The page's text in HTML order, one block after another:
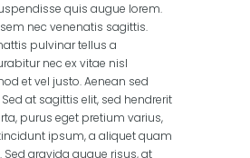
quis augue lorem.
nec venenatis sagittis.
pulvinar tellus a
nec ex vitae nisl
et vel justo. Aenean sed
at sagittis elit, sed hendrerit
purus eget pretium varius,
ipsum, a aliquet quam
gravida augue risus, at